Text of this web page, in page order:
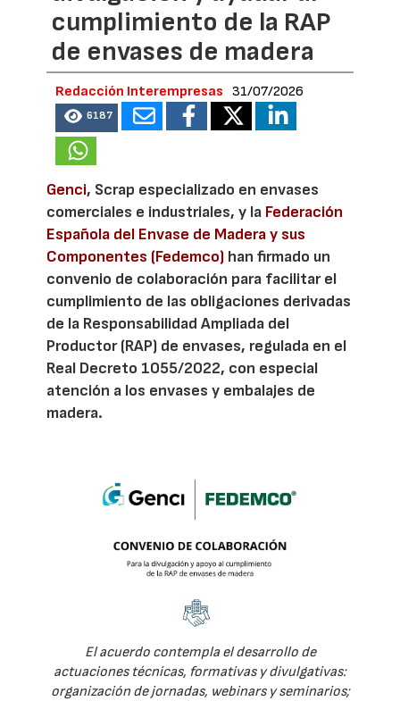
cumplimiento de la RAP
de envases de madera
Redacción Interempresas 31/07/2026
6187
Genci, Scrap especializado en envases
comerciales e industriales, y la Federación
Española del Envase de Madera y sus
Componentes (Fedemco) han firmado un
convenio de colaboración para facilitar el
cumplimiento de las obligaciones derivadas
de la Responsabilidad Ampliada del
Productor (RAP) de envases, regulada en el
Real Decreto 1055/2022, con especial
atención a los envases y embalajes de
madera.
El acuerdo contempla el desarrollo de
actuaciones técnicas, formativas y divulgativas:
organización de jornadas, webinars y seminarios;